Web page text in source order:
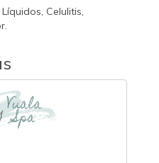
Celulitis,